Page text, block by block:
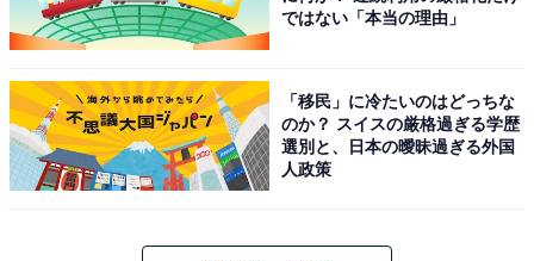
か良いと思う」（30代男性／山口県）、「顔がかっこよ
く、クールなイメージがあるから。カリスマというと、
性／千葉県）、「映画でよく見ることか多いですがオー
ラがありますし、バラエティ番組に出ている時でもいつ
も的確なコメントなどを言われているので」（30代女性
ではない「本当の理由」
「移民」に冷たいのはどっちな
のか？ スイスの厳格過ぎる学歴
選別と、日本の曖昧過ぎる外国
人政策